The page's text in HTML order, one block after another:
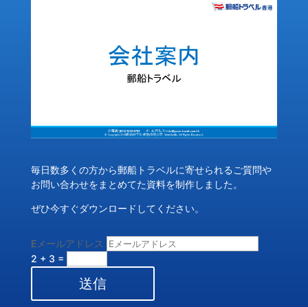
毎日数多くの方から郵船トラベルに寄せられるご質問や
お問い合わせをまとめてた資料を制作しました。
ぜひ今すぐダウンロードしてください。
Eメールアドレス
2 + 3 =
送信